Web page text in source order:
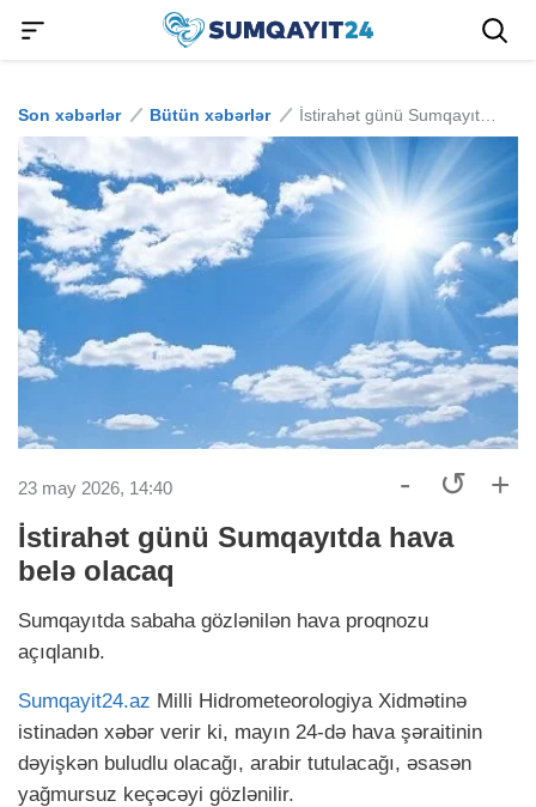
Son xəbərlər Bütün xəbərlər
23 may 2026, 14:40 - ↺ +
İstirahət günü Sumqayıtda hava
belə olacaq
Sumqayıtda sabaha gözlənilən hava proqnozu
açıqlanıb.
Sumqayit24.az Milli Hidrometeorologiya Xidmətinə
istinadən xəbər verir ki, mayın 24-də hava şəraitinin
dəyişkən buludlu olacağı, arabir tutulacağı, əsasən
yağmursuz keçəcəyi gözlənilir.